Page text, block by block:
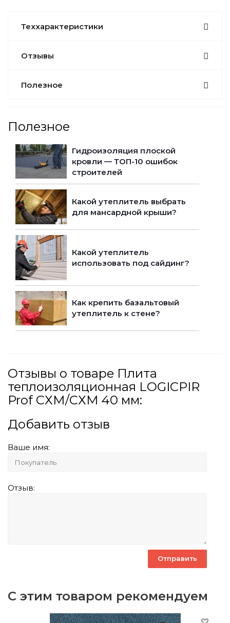
Теххарактеристики
Отзывы
Полезное
Полезное
Гидроизоляция плоской
кровли — ТОП-10 ошибок
строителей
Какой утеплитель выбрать
для мансардной крыши?
Какой утеплитель
использовать под сайдинг?
Как крепить базальтовый
утеплитель к стене?
Отзывы о товаре Плита
теплоизоляционная LOGICPIR
Prof СХМ/СХМ 40 мм:
Добавить отзыв
Ваше имя:
Отзыв:
С этим товаром рекомендуем